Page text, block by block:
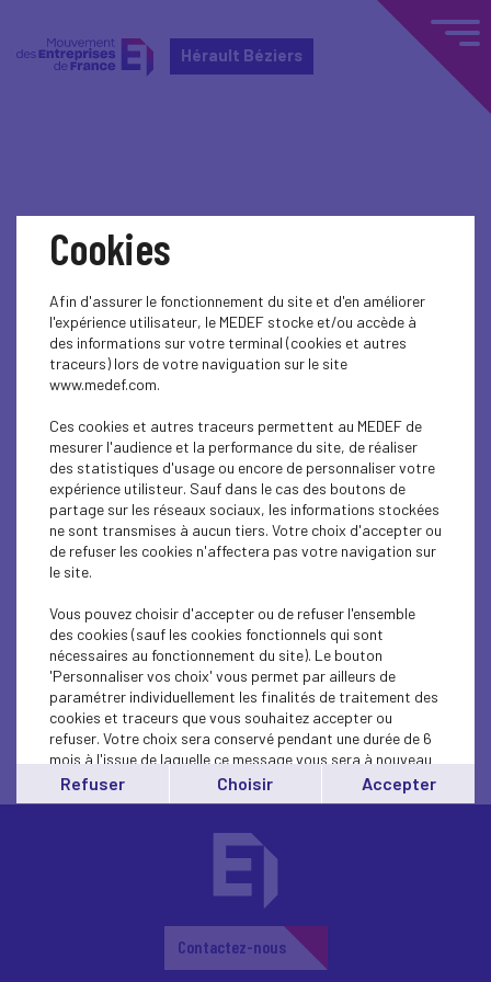
Hérault Béziers
Actualités nationales
SOCIAL
Propositions pour les retraites
SOCIAL
Charges sociales : ce qui change pour les
entreprises en 2016
SOCIAL
Généralisation de la complémentaire santé : Le
MEDEF se mobilise...
Contactez-nous
Cookies
Afin d'assurer le fonctionnement du site et d'en améliorer
l'expérience utilisateur, le MEDEF stocke et/ou accède à
des informations sur votre terminal (cookies et autres
traceurs) lors de votre naviguation sur le site
www.medef.com.
Ces cookies et autres traceurs permettent au MEDEF de
mesurer l'audience et la performance du site, de réaliser
des statistiques d'usage ou encore de personnaliser votre
expérience utilisteur. Sauf dans le cas des boutons de
partage sur les réseaux sociaux, les informations stockées
ne sont transmises à aucun tiers. Votre choix d'accepter ou
de refuser les cookies n'affectera pas votre navigation sur
le site.
Vous pouvez choisir d'accepter ou de refuser l'ensemble
des cookies (sauf les cookies fonctionnels qui sont
nécessaires au fonctionnement du site). Le bouton
'Personnaliser vos choix' vous permet par ailleurs de
paramétrer individuellement les finalités de traitement des
cookies et traceurs que vous souhaitez accepter ou
refuser. Votre choix sera conservé pendant une durée de 6
mois à l'issue de laquelle ce message vous sera à nouveau
affiché..
Vous pouvez modifier votre choix à tout moment en
Refuser Choisir Accepter